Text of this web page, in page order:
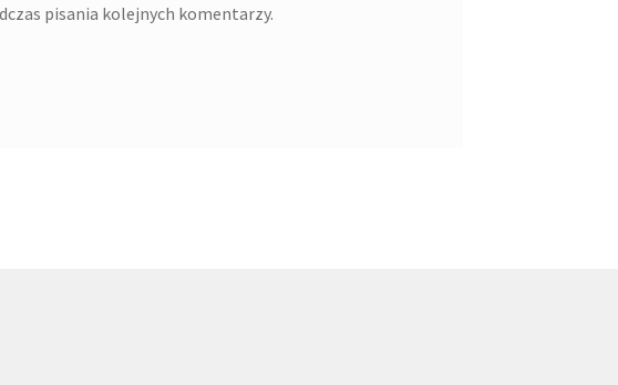
pisania kolejnych komentarzy.